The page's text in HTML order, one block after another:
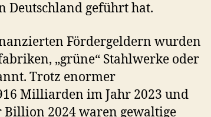
Deutschland geführt hat.
Fördergeldern wurden
„grüne“ Stahlwerke oder
Trotz enormer
Milliarden im Jahr 2023 und
2024 waren gewaltige